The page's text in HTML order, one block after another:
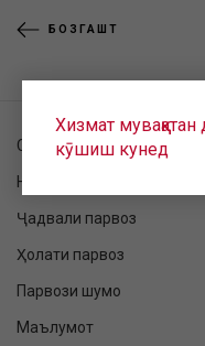
БОЗГАШТ
Хизмат
кӯшиш кунед
Санҷиши фармоиш
Номнавис шудан ба
Ҷадвали парвоз
Ҳолати парвоз
Парвози шумо
Маълумот